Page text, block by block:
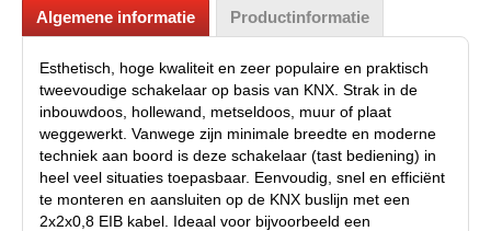
Algemene informatie Productinformatie
Esthetisch, hoge kwaliteit en zeer populaire en praktisch
tweevoudige schakelaar op basis van KNX. Strak in de
inbouwdoos, hollewand, metseldoos, muur of plaat
weggewerkt. Vanwege zijn minimale breedte en moderne
techniek aan boord is deze schakelaar (tast bediening) in
heel veel situaties toepasbaar. Eenvoudig, snel en efficiënt
te monteren en aansluiten op de KNX buslijn met een
2x2x0,8 EIB kabel. Ideaal voor bijvoorbeeld een